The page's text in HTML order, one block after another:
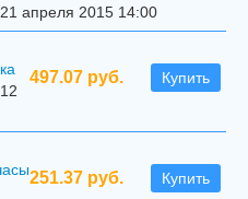
апреля 2015 14:00
497.07 руб. Купить
251.37 руб. Купить